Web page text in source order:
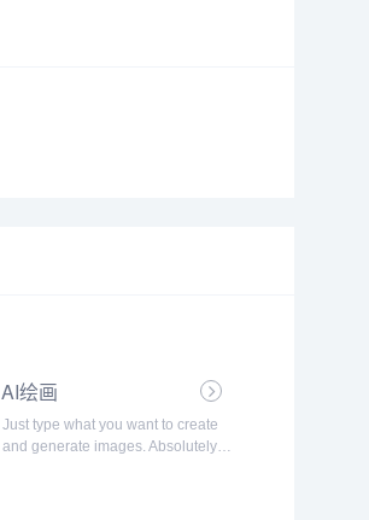
AI绘画
Just type what you want to create
and generate images. Absolutely